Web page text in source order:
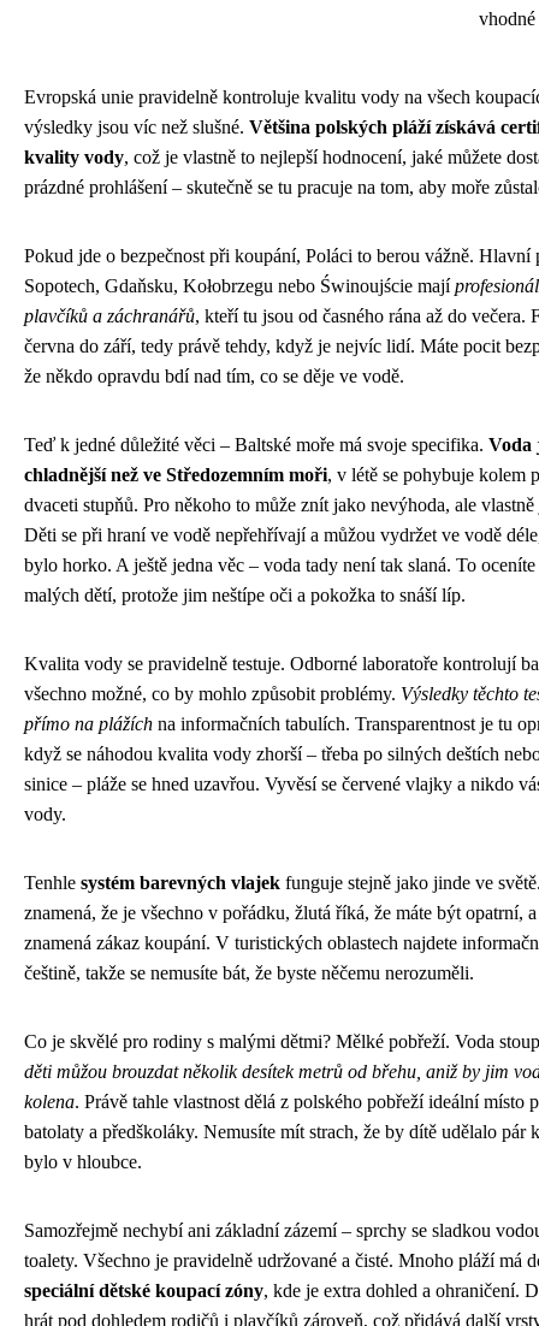
vhodné
Evropská unie pravidelně kontroluje kvalitu vody na všech
výsledky jsou víc než slušné. Většina polských pláží získává
kvality vody, což je vlastně to nejlepší hodnocení, jaké můžete
prázdné prohlášení – skutečně se tu pracuje na tom, aby moře
Pokud jde o bezpečnost při koupání, Poláci to berou vážně. Hlavní
Sopotech, Gdaňsku, Kołobrzegu nebo Świnoujście mají
plavčíků a záchranářů, kteří tu jsou od časného rána až do večera.
června do září, tedy právě tehdy, když je nejvíc lidí. Máte pocit
že někdo opravdu bdí nad tím, co se děje ve vodě.
Teď k jedné důležité věci – Baltské moře má svoje specifika. Voda
chladnější než ve Středozemním moři, v létě se pohybuje kolem
dvaceti stupňů. Pro někoho to může znít jako nevýhoda, ale
Děti se při hraní ve vodě nepřehřívají a můžou vydržet ve vodě
bylo horko. A ještě jedna věc – voda tady není tak slaná. To
malých dětí, protože jim neštípe oči a pokožka to snáší líp.
Kvalita vody se pravidelně testuje. Odborné laboratoře kontrolují
všechno možné, co by mohlo způsobit problémy. Výsledky těchto
přímo na plážích na informačních tabulích. Transparentnost je tu
když se náhodou kvalita vody zhorší – třeba po silných deštích
sinice – pláže se hned uzavřou. Vyvěsí se červené vlajky a nikdo
vody.
Tenhle systém barevných vlajek funguje stejně jako jinde ve
znamená, že je všechno v pořádku, žlutá říká, že máte být opatrní,
znamená zákaz koupání. V turistických oblastech najdete
češtině, takže se nemusíte bát, že byste něčemu nerozuměli.
Co je skvělé pro rodiny s malými dětmi? Mělké pobřeží. Voda
děti můžou brouzdat několik desítek metrů od břehu, aniž by jim
kolena. Právě tahle vlastnost dělá z polského pobřeží ideální místo
batolaty a předškoláky. Nemusíte mít strach, že by dítě udělalo pár
bylo v hloubce.
Samozřejmě nechybí ani základní zázemí – sprchy se sladkou
toalety. Všechno je pravidelně udržované a čisté. Mnoho pláží má
speciální dětské koupací zóny, kde je extra dohled a ohraničení.
hrát pod dohledem rodičů i plavčíků zároveň, což přidává další